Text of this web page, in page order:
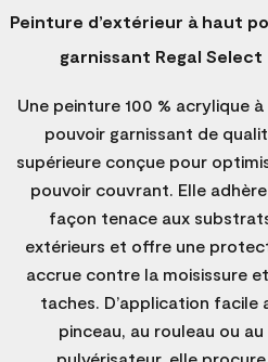
Peinture d’extérieur à haut
garnissant Regal Select
Une peinture 100 % acrylique
pouvoir garnissant de
supérieure conçue pour
pouvoir couvrant. Elle
façon tenace aux
extérieurs et offre une
accrue contre la moisissure
taches. D’application facile
pinceau, au rouleau ou au